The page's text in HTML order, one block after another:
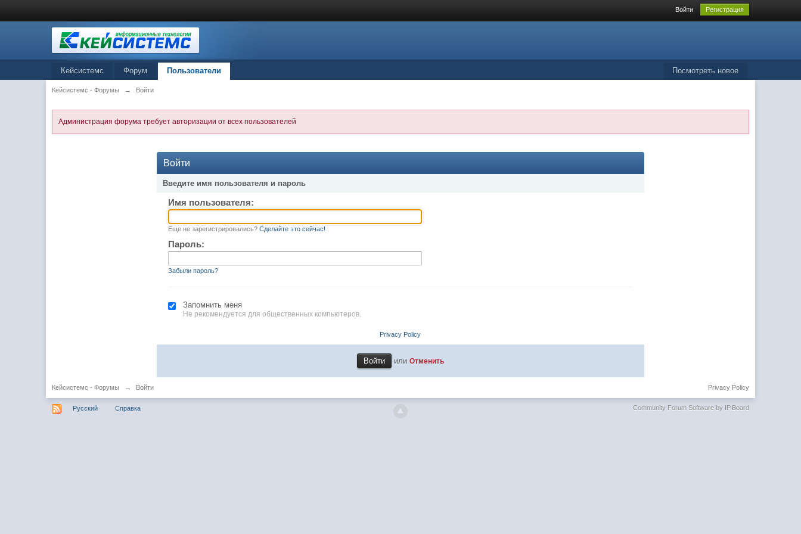
Войти Регистрация
Посмотреть новое
Кейсистемс Форум Пользователи
Кейсистемс - Форумы → Войти
Администрация форума требует авторизации от всех пользователей
Войти
Введите имя пользователя и пароль
Имя пользователя:
Еще не зарегистрировались? Сделайте это сейчас!
Пароль:
Забыли пароль?
Запомнить меня
Не рекомендуется для общественных компьютеров.
Privacy Policy
или Отменить
Кейсистемс - Форумы → Войти Privacy Policy
Русский Справка Community Forum Software by IP.Board